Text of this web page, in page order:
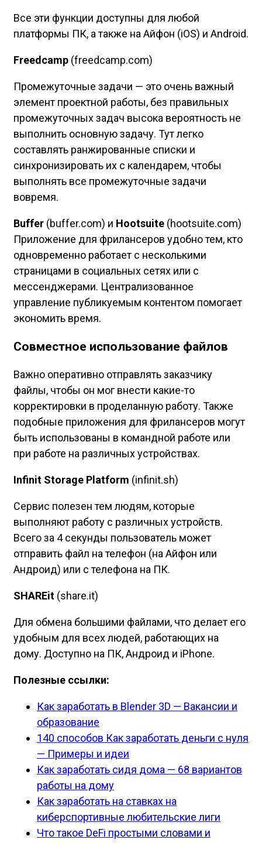
Все эти функции доступны для любой
платформы ПК, а также на Айфон (iOS) и Android.
Freedcamp (freedcamp.com)
Промежуточные задачи — это очень важный
элемент проектной работы, без правильных
промежуточных задач высока вероятность не
выполнить основную задачу. Тут легко
составлять ранжированные списки и
синхронизировать их с календарем, чтобы
выполнять все промежуточные задачи
вовремя.
Buffer (buffer.com) и Hootsuite (hootsuite.com)
Приложение для фрилансеров удобно тем, кто
одновременно работает с несколькими
страницами в социальных сетях или с
мессенджерами. Централизованное
управление публикуемым контентом помогает
экономить время.
Совместное использование файлов
Важно оперативно отправлять заказчику
файлы, чтобы он мог внести какие-то
корректировки в проделанную работу. Также
подобные приложения для фрилансеров могут
быть использованы в командной работе или
при работе на различных устройствах.
Infinit Storage Platform (infinit.sh)
Сервис полезен тем людям, которые
выполняют работу с различных устройств.
Всего за 4 секунды пользователь может
отправить файл на телефон (на Айфон или
Андроид) или с телефона на ПК.
SHAREit (share.it)
Для обмена большими файлами, что делает его
удобным для всех людей, работающих на
дому. Доступно на ПК, Андроид и iPhone.
Полезные ссылки:
Как заработать в Blender 3D — Вакансии и
образование
140 способов Как заработать деньги с нуля
— Примеры и идеи
Как заработать сидя дома — 68 вариантов
работы на дому
Как заработать на ставках на
киберспортивные любительские лиги
Что такое DeFi простыми словами и